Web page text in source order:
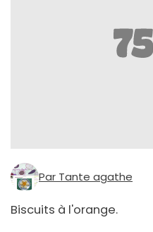
Par Tante agathe
Biscuits à l'orange.